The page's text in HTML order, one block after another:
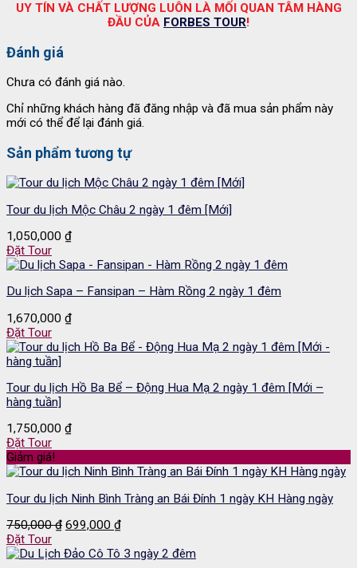
UY TÍN VÀ CHẤT LƯỢNG LUÔN LÀ MỐI QUAN TÂM HÀNG
ĐẦU CỦA FORBES TOUR!
Đánh giá
Chưa có đánh giá nào.
Chỉ những khách hàng đã đăng nhập và đã mua sản phẩm này
mới có thể để lại đánh giá.
Sản phẩm tương tự
Tour du lịch Mộc Châu 2 ngày 1 đêm [Mới]
1,050,000 ₫
Đặt Tour
Du lịch Sapa – Fansipan – Hàm Rồng 2 ngày 1 đêm
1,670,000 ₫
Đặt Tour
Tour du lịch Hồ Ba Bể – Động Hua Mạ 2 ngày 1 đêm [Mới –
hàng tuần]
1,750,000 ₫
Đặt Tour
Giảm giá!
Tour du lịch Ninh Bình Tràng an Bái Đính 1 ngày KH Hàng ngày
750,000₫ Giá
là:
699,000 ₫Giá
tại
Đặt Tour